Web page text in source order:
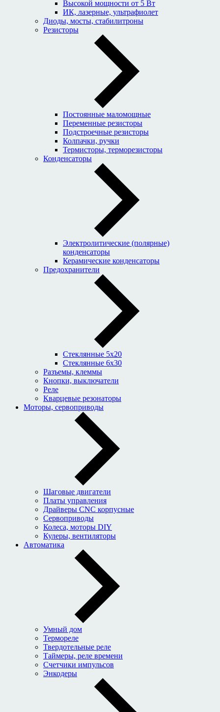
Высокой мощности от 5 Вт
ИК, лазерные, ультрафиолет
Диоды, мосты, стабилитроны
Резисторы
Постоянные маломощные
Переменные резисторы
Подстроечные резисторы
Колпачки, ручки
Термисторы, терморезисторы
Конденсаторы
Электролитические (полярные)
конденсаторы
Керамические конденсаторы
Предохранители
Стеклянные 5x20
Стеклянные 6x30
Разъемы, клеммы
Кнопки, выключатели
Реле
Кварцевые резонаторы
Моторы, сервоприводы
Шаговые двигатели
Платы управления
Драйверы CNC корпусные
Сервоприводы
Колеса, моторы DIY
Кулеры, вентиляторы
Автоматика
Умный дом
Термореле
Твердотельные реле
Таймеры, реле времени
Счетчики импульсов
Энкодеры